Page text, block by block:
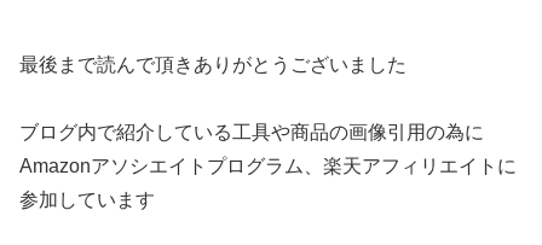
最後まで読んで頂きありがとうございました
ブログ内で紹介している工具や商品の画像引用の為に
Amazonアソシエイトプログラム、楽天アフィリエイトに
参加しています